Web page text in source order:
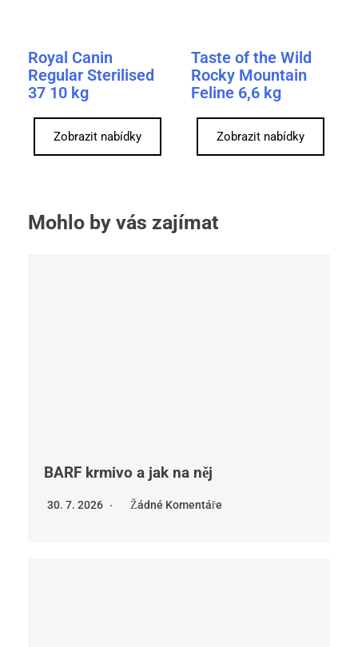
Royal Canin
Regular Sterilised
37 10 kg
Zobrazit nabídky
Taste of the Wild
Rocky Mountain
Feline 6,6 kg
Zobrazit nabídky
Mohlo by vás zajímat
BARF krmivo a jak na něj
30. 7. 2026 Žádné Komentáře